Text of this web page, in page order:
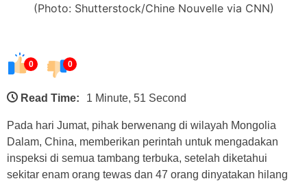
(Photo: Shutterstock/Chine Nouvelle via CNN)
0 0
Read Time: 1 Minute, 51 Second
Pada hari Jumat, pihak berwenang di wilayah Mongolia
Dalam, China, memberikan perintah untuk mengadakan
inspeksi di semua tambang terbuka, setelah diketahui
sekitar enam orang tewas dan 47 orang dinyatakan hilang